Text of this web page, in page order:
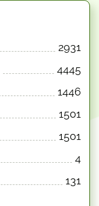
2931
4445
1446
1501
1501
4
131